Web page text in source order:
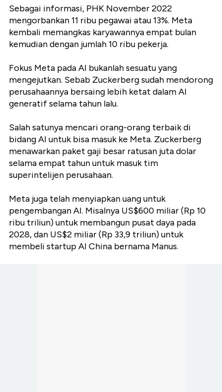
Sebagai informasi, PHK November 2022
mengorbankan 11 ribu pegawai atau 13%. Meta
kembali memangkas karyawannya empat bulan
kemudian dengan jumlah 10 ribu pekerja.
Fokus Meta pada AI bukanlah sesuatu yang
mengejutkan. Sebab Zuckerberg sudah mendorong
perusahaannya bersaing lebih ketat dalam AI
generatif selama tahun lalu.
Salah satunya mencari orang-orang terbaik di
bidang AI untuk bisa masuk ke Meta. Zuckerberg
menawarkan paket gaji besar ratusan juta dolar
selama empat tahun untuk masuk tim
superintelijen perusahaan.
Meta juga telah menyiapkan uang untuk
pengembangan AI. Misalnya US$600 miliar (Rp 10
ribu triliun) untuk membangun pusat daya pada
2028, dan US$2 miliar (Rp 33,9 triliun) untuk
membeli startup AI China bernama Manus.